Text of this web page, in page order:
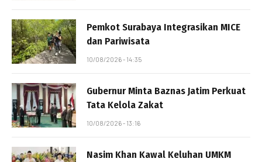
Pemkot Surabaya Integrasikan MICE
dan Pariwisata
10/08/2026 - 14:35
Gubernur Minta Baznas Jatim Perkuat
Tata Kelola Zakat
10/08/2026 - 13:16
Nasim Khan Kawal Keluhan UMKM